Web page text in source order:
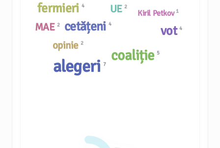
cetățeni4 vot4
opinie 2
Kiril Petkov 1
UE 2
fermieri4
coaliție 5
MAE 2
alegeri7